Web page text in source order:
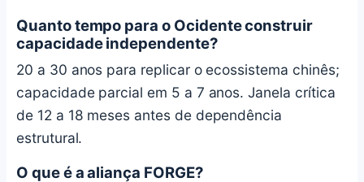
Quanto tempo para o Ocidente construir
capacidade independente?
20 a 30 anos para replicar o ecossistema chinês;
capacidade parcial em 5 a 7 anos. Janela crítica
de 12 a 18 meses antes de dependência
estrutural.
O que é a aliança FORGE?